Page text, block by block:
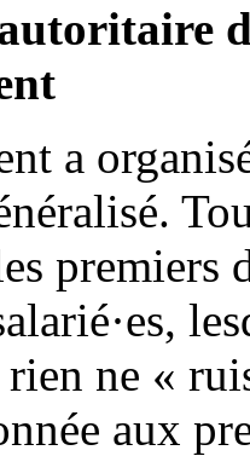
a
premiers
ne «
aux